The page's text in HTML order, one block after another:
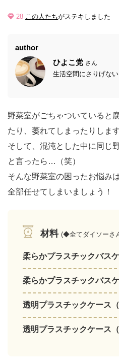
28 この人たちがステキしました
author
ひよこ党 さん
生活空間にさりげな
野菜室がごちゃついていると
たり、萎れてしまったりしま
そして、混沌とした中に同じ
と言ったら…（笑）
そんな野菜室の困ったお悩み
全部任せてしまいましょう！
材料 (◆全てダイソーさ
柔らかプラスチックバス
柔らかプラスチックバス
透明プラスチックケース
透明プラスチックケース